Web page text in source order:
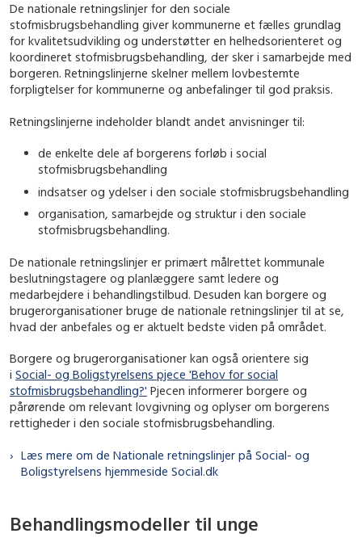
De nationale retningslinjer for den sociale
stofmisbrugsbehandling giver kommunerne et fælles grundlag
for kvalitetsudvikling og understøtter en helhedsorienteret og
koordineret stofmisbrugsbehandling, der sker i samarbejde med
borgeren. Retningslinjerne skelner mellem lovbestemte
forpligtelser for kommunerne og anbefalinger til god praksis.
Retningslinjerne indeholder blandt andet anvisninger til:
de enkelte dele af borgerens forløb i social
stofmisbrugsbehandling
indsatser og ydelser i den sociale stofmisbrugsbehandling
organisation, samarbejde og struktur i den sociale
stofmisbrugsbehandling.
De nationale retningslinjer er primært målrettet kommunale
beslutningstagere og planlæggere samt ledere og
medarbejdere i behandlingstilbud. Desuden kan borgere og
brugerorganisationer bruge de nationale retningslinjer til at se,
hvad der anbefales og er aktuelt bedste viden på området.
Borgere og brugerorganisationer kan også orientere sig
i Social- og Boligstyrelsens pjece 'Behov for social
stofmisbrugsbehandling?' Pjecen informerer borgere og
pårørende om relevant lovgivning og oplyser om borgerens
rettigheder i den sociale stofmisbrugsbehandling.
Læs mere om de Nationale retningslinjer på Social- og
Boligstyrelsens hjemmeside Social.dk
Behandlingsmodeller til unge